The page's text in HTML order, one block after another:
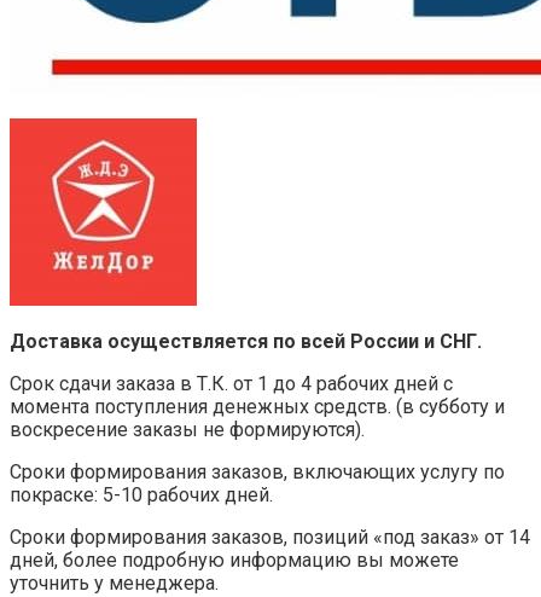
Доставка осуществляется по всей России и СНГ.
Срок сдачи заказа в Т.К. от 1 до 4 рабочих дней с
момента поступления денежных средств. (в субботу и
воскресение заказы не формируются).
Сроки формирования заказов, включающих услугу по
покраске: 5-10 рабочих дней.
Сроки формирования заказов, позиций «под заказ» от 14
дней, более подробную информацию вы можете
уточнить у менеджера.